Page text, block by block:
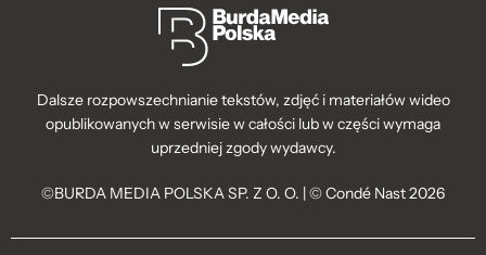
Dalsze rozpowszechnianie tekstów, zdjęć i materiałów wideo
opublikowanych w serwisie w całości lub w części wymaga
uprzedniej zgody wydawcy.
©BURDA MEDIA POLSKA SP. Z O. O. | © Condé Nast 2026